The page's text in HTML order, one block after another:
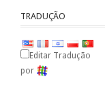
TRADUÇÃO
Editar Tradução
por